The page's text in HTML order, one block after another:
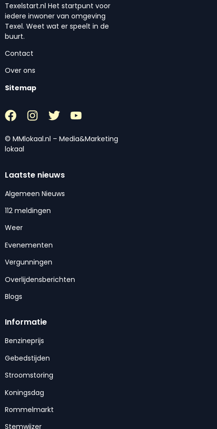
Texelstart.nl Het startpunt voor
iedere inwoner van omgeving
Texel. Weet wat er speelt in de
buurt.
Contact
Over ons
Sitemap
© MMlokaal.nl – Media&Marketing
lokaal
Laatste nieuws
Algemeen Nieuws
112 meldingen
Weer
Evenementen
Vergunningen
Overlijdensberichten
Blogs
Informatie
Benzineprijs
Gebedstijden
Stroomstoring
Koningsdag
Rommelmarkt
Stemwijzer